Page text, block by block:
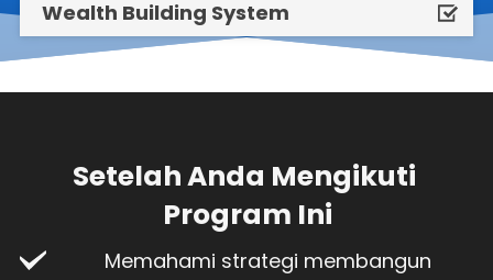
Wealth Building System
Setelah Anda Mengikuti
Program Ini